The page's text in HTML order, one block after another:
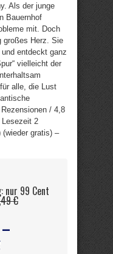
Als der junge
Bauernhof
mit. Doch
großes Herz. Sie
entdeckt ganz
vielleicht der
alle, die Lust
/ 4,8
2
(wieder gratis) –
nur 99 Cent
€